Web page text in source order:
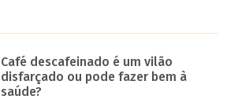
Café descafeinado é um vilão
disfarçado ou pode fazer bem à
saúde?